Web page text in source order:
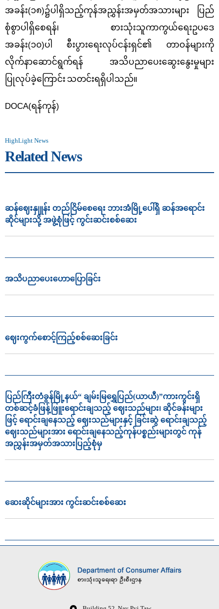
အခန်း(၁၈)၌ပါရှိသည့်ကုန်အညွှန်းအမှတ်အသားများ ပြည်
စုံစွာပါရှိစေရန်၊ စားသုံးသူကာကွယ်ရေးဥပဒေ
အခန်း(၁၀)ပါ
စီးပွားရေးလုပ်ငန်းရှင်၏ တာဝန်များကို
လိုက်နာဆောင်ရွက်ရန်
အသိပညာပေးဆွေးနွေးမှုများ
ပြုလုပ်ခဲ့ကြောင်း သတင်းရရှိပါသည်။
DOCA(ရန်ကုန်)
HighLight News
Related News
ဆန်ဈေးနှုူန်း တည်ငြိမ်စေရေး ဘားအံမြို့ပေါ်ရှိ ဆန်အရောင်း
ဆိုင်များသို့ အဖွဲ့စုံဖြင့် ကွင်းဆင်းစစ်ဆေး
အသိပညာ‌ပေး‌ဟောပြောခြင်း
ဈေးကွက်စောင့်ကြည့်စစ်ဆေးခြင်း
ပြည်ကြီးတံခွန်မြို့နယ်“ ချမ်းမြရွှေပြည်(ယာယီ)”ကားကွင်းရှိ
တစ်ဆင့်ခံဖြန့်ဖြူးရောင်းချသည့် ဈေးသည်များ၊ ဆိုင်ခန်းများ
ဖြင့် ရောင်းချနေသည့် ဈေးသည်များနှင့် ခြင်းဆွဲ ရောင်းချသည့်
ဈေးသည်များအား ရောင်းချနေသည့်ကုန်ပစ္စည်းများတွင် ကုန်
အညွှန်းအမှတ်အသားပြည့်စုံမှ
ဆေးဆိုင်များအား ကွင်းဆင်းစစ်ဆေး